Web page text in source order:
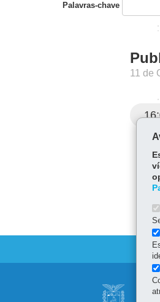
Palavras-chave
11 de
Navegação